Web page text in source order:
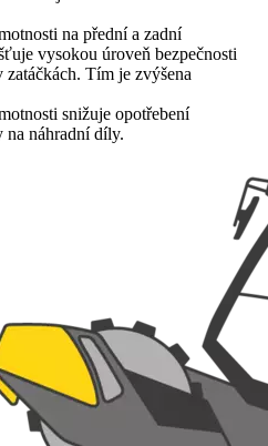
na přední a zadní
vysokou úroveň bezpečnosti
Tím je zvýšena
snižuje opotřebení
na náhradní díly.